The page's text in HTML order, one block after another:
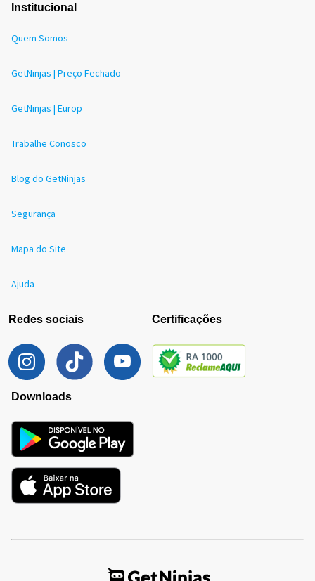
Institucional
Quem Somos
GetNinjas | Preço Fechado
GetNinjas | Europ
Trabalhe Conosco
Blog do GetNinjas
Segurança
Mapa do Site
Ajuda
Redes sociais Certificações
Downloads